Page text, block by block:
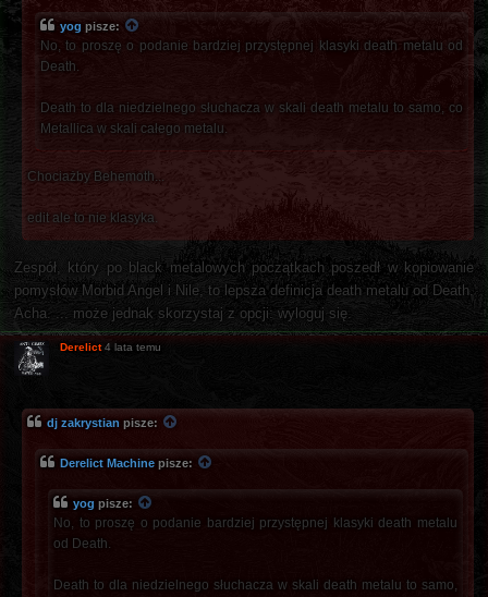
yog pisze:
No, to proszę o podanie bardziej przystępnej klasyki death metalu od
Death.
Death to dla niedzielnego słuchacza w skali death metalu to samo, co
Metallica w skali całego metalu.
Chociażby Behemoth...
edit ale to nie klasyka.
Zespół, który po black metalowych początkach poszedł w kopiowanie
pomysłów Morbid Angel i Nile, to lepsza definicja death metalu od Death.
Acha. ... może jednak skorzystaj z opcji: wyloguj się.
Derelict 4 lata temu
dj zakrystian pisze:
Derelict Machine pisze:
yog pisze:
No, to proszę o podanie bardziej przystępnej klasyki death metalu
od Death.
Death to dla niedzielnego słuchacza w skali death metalu to samo,